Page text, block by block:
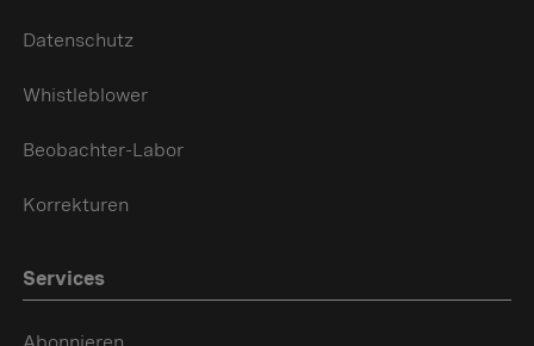
Datenschutz
Whistleblower
Beobachter-Labor
Korrekturen
Services